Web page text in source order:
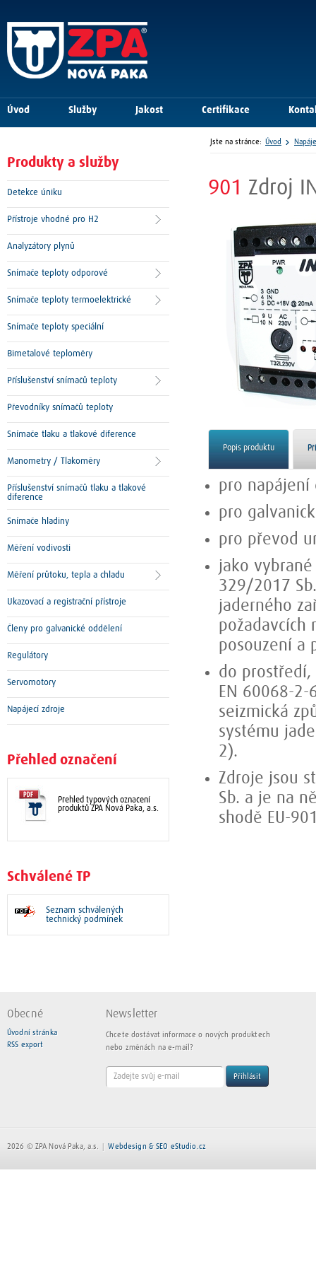
901 Zdroj
Popis produktu
pro napájení
pro
pro převod
jako
329/2017
jaderného
požadavcích
posouzení a
do prostředí,
EN 60068-
seizmická
systému
2).
Zdroje jsou
Sb. a je na
shodě EU-
Produkty a služby
Detekce úniku
Přístroje vhodné pro H2
Analyzátory plynů
Snímače teploty odporové
Snímače teploty termoelektrické
Snímače teploty speciální
Bimetalové teploměry
Příslušenství snímačů teploty
Převodníky snímačů teploty
Snímače tlaku a tlakové diference
Manometry / Tlakoměry
Příslušenství snímačů tlaku a tlakové
diference
Snímače hladiny
Měření vodivosti
Měření průtoku, tepla a chladu
Ukazovací a registrační přístroje
Členy pro galvanické oddělení
Regulátory
Servomotory
Napájecí zdroje
Přehled označení
Přehled typových označení
produktů ZPA Nová Paka, a.s.
Schválené TP
Seznam schválených
technický podmínek
Úvod Služby Jakost Certifikace
Jste na stránce: Úvod
Obecné
Úvodní stránka
RSS export
Newsletter
Chcete dostávat informace o nových produktech
nebo změnách na e-mail?
Přihlásit
2026 © ZPA Nová Paka, a.s. Webdesign & SEO eStudio.cz